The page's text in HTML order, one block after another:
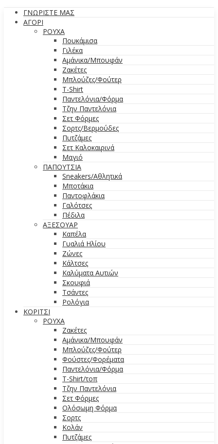
ΓΝΩΡΙΣΤΕ ΜΑΣ
ΑΓΟΡΙ
ΡΟΥΧΑ
Πουκάμισα
Γιλέκα
Αμάνικα/Μπουφάν
Ζακέτες
Μπλούζες/Φούτερ
T-Shirt
Παντελόνια/Φόρμα
Τζην Παντελόνια
Σετ Φόρμες
Σορτς/Βερμούδες
Πυτζάμες
Σετ Καλοκαιρινά
Μαγιό
ΠΑΠΟΥΤΣΙΑ
Sneakers/Aθλητικά
Μποτάκια
Παντοφλάκια
Γαλότσες
Πέδιλα
ΑΞΕΣΟΥΑΡ
Καπέλα
Γυαλιά Ηλίου
Ζώνες
Κάλτσες
Καλύματα Αυτιών
Σκουφιά
Τσάντες
Ρολόγια
ΚΟΡΙΤΣΙ
ΡΟΥΧΑ
Ζακέτες
Αμάνικα/Μπουφάν
Μπλούζες/Φούτερ
Φούστες/Φορέματα
Παντελόνια/Φόρμα
T-Shirt/τοπ
Τζην Παντελόνια
Σετ Φόρμες
Ολόσωμη Φόρμα
Σορτς
Κολάν
Πυτζάμες